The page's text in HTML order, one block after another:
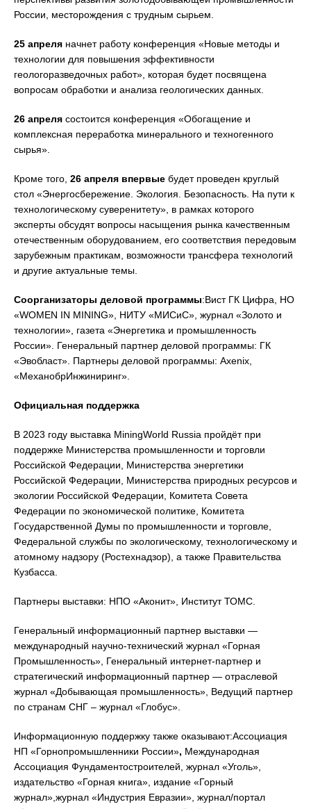
России, месторождения с трудным сырьем.
25 апреля начнет работу конференция «Новые методы и
технологии для повышения эффективности
геологоразведочных работ», которая будет посвящена
вопросам обработки и анализа геологических данных.
26 апреля состоится конференция «Обогащение и
комплексная переработка минерального и техногенного
сырья».
Кроме того, 26 апреля впервые будет проведен круглый
стол «Энергосбережение. Экология. Безопасность. На пути к
технологическому суверенитету», в рамках которого
эксперты обсудят вопросы насыщения рынка качественным
отечественным оборудованием, его соответствия передовым
зарубежным практикам, возможности трансфера технологий
и другие актуальные темы.
Соорганизаторы деловой программы:Вист ГК Цифра, НО
«WOMEN IN MINING», НИТУ «МИСиС», журнал «Золото и
технологии», газета «Энергетика и промышленность
России». Генеральный партнер деловой программы: ГК
«Эвобласт». Партнеры деловой программы: Axenix,
«МеханобрИнжиниринг».
Официальная поддержка
В 2023 году выставка MiningWorld Russia пройдёт при
поддержке Министерства промышленности и торговли
Российской Федерации, Министерства энергетики
Российской Федерации, Министерства природных ресурсов и
экологии Российской Федерации, Комитета Совета
Федерации по экономической политике, Комитета
Государственной Думы по промышленности и торговле,
Федеральной службы по экологическому, технологическому и
атомному надзору (Ростехнадзор), а также Правительства
Кузбасса.
Партнеры выставки: НПО «Аконит», Институт ТОМС.
Генеральный информационный партнер выставки —
международный научно-технический журнал «Горная
Промышленность», Генеральный интернет-партнер и
стратегический информационный партнер — отраслевой
журнал «Добывающая промышленность», Ведущий партнер
по странам СНГ – журнал «Глобус».
Информационную поддержку также оказывают:Ассоциация
НП «Горнопромышленники России», Международная
Ассоциация Фундаментостроителей, журнал «Уголь»,
издательство «Горная книга», издание «Горный
журнал»,журнал «Индустрия Евразии», журнал/портал